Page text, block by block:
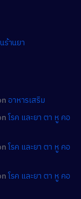
ร้านยา
อาหารเสริม
โรค และยา ตา หู คอ
โรค และยา ตา หู คอ
โรค และยา ตา หู คอ